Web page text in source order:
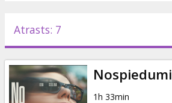
Pasākumi
Ziņas
Atrasts: 7
Nospiedumi
1h 33min